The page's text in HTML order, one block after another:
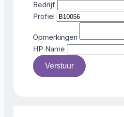
Bedrijf
Profiel
Opmerkingen
HP Name
Verstuur